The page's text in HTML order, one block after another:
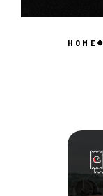
HOME